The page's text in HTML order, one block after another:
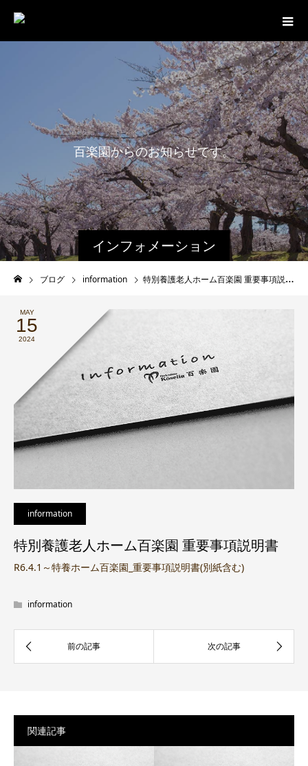
インフォメーション
百楽園からのお知らせです。
ブログ information 特別養護老人ホーム百楽園 重要事項説明書
MAY
15
2024
information
特別養護老人ホーム百楽園 重要事項説明書
R6.4.1～特養ホーム百楽園_重要事項説明書(別紙含む)
information
関連記事